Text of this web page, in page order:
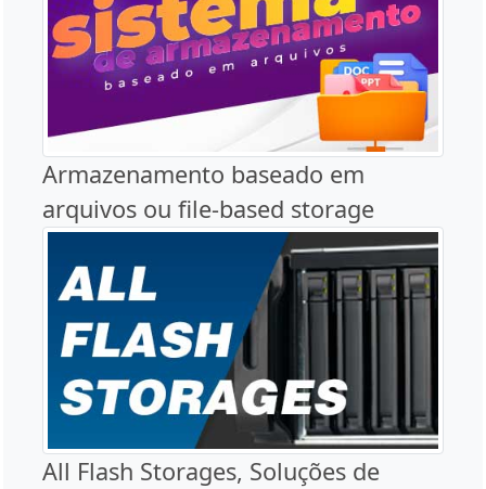
Armazenamento baseado em
arquivos ou file-based storage
All Flash Storages, Soluções de